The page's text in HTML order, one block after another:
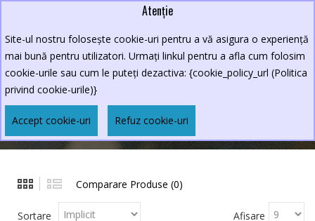
Atenție
Site-ul nostru folosește cookie-uri pentru a vă asigura o experiență
mai bună pentru utilizatori. Urmați linkul pentru a afla cum folosim
cookie-urile sau cum le puteți dezactiva: {cookie_policy_url (Politica
privind cookie-urile)}
Accept cookie-uri Refuz cookie-uri
0264.590213
New Croco
DESERT
Comparare Produse (0)
Sortare Afisare